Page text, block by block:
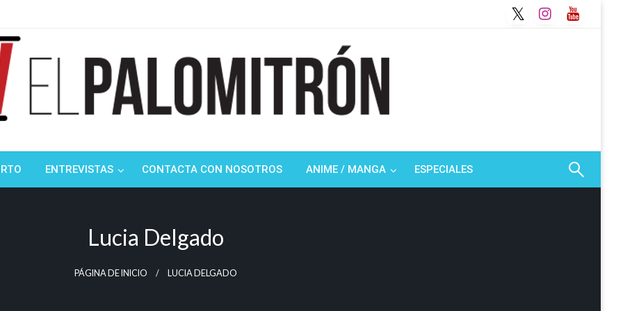
ENTREVISTAS CONTACTA CON NOSOTROS ANIME / MANGA ESPECIALES
Lucia Delgado
PÁGINA DE INICIO LUCIA DELGADO